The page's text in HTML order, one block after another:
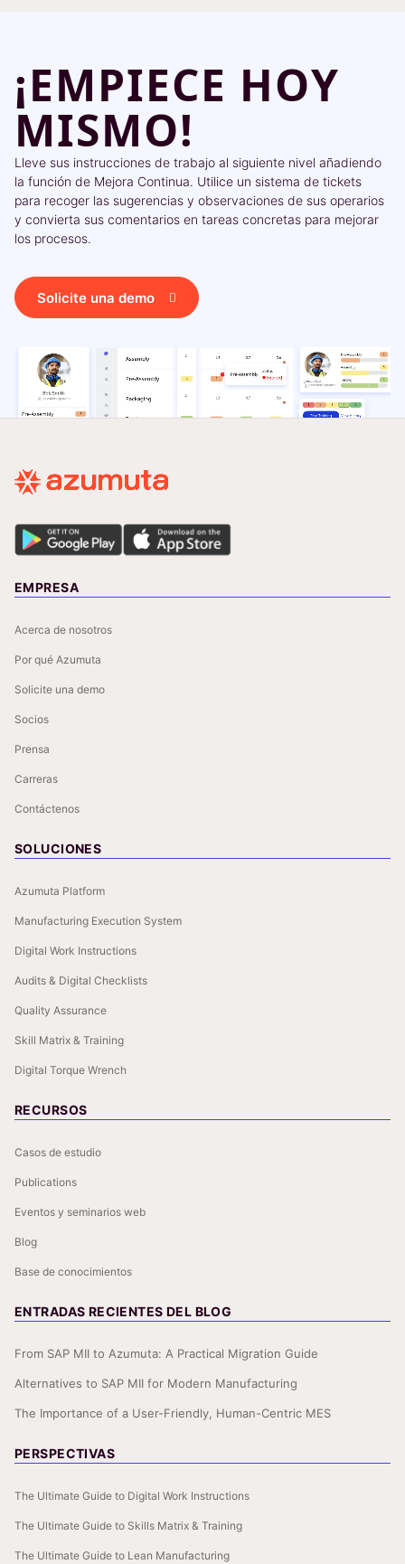
¡EMPIECE HOY
MISMO!
Lleve sus instrucciones de trabajo al siguiente nivel añadiendo
la función de Mejora Continua. Utilice un sistema de tickets
para recoger las sugerencias y observaciones de sus operarios
y convierta sus comentarios en tareas concretas para mejorar
los procesos.
Solicite una demo
EMPRESA
Acerca de nosotros
Por qué Azumuta
Solicite una demo
Socios
Prensa
Carreras
Contáctenos
SOLUCIONES
Azumuta Platform
Manufacturing Execution System
Digital Work Instructions
Audits & Digital Checklists
Quality Assurance
Skill Matrix & Training
Digital Torque Wrench
RECURSOS
Casos de estudio
Publications
Eventos y seminarios web
Blog
Base de conocimientos
ENTRADAS RECIENTES DEL BLOG
From SAP MII to Azumuta: A Practical Migration Guide
Alternatives to SAP MII for Modern Manufacturing
The Importance of a User-Friendly, Human-Centric MES
PERSPECTIVAS
The Ultimate Guide to Digital Work Instructions
The Ultimate Guide to Skills Matrix & Training
The Ultimate Guide to Lean Manufacturing